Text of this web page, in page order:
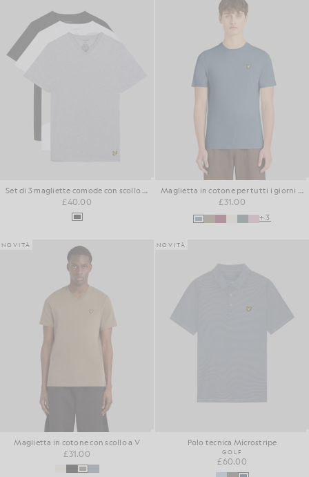
Set di 3 magliette comode con scollo a V
£40.00
Maglietta in cotone per tutti i giorni con collo rotondo
£31.00
+3
NOVITÀ
Maglietta in cotone con scollo a V
£31.00
NOVITÀ
Polo tecnica Microstripe
GOLF
£60.00